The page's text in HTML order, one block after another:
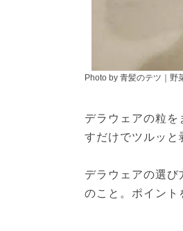
Photo by 青髪のテツ｜野
デラウェアの粒
すだけでツルッと
デラウェアの選び
のこと。ポイント